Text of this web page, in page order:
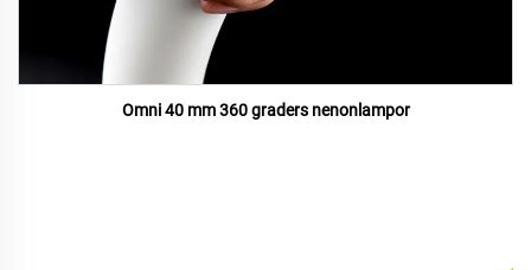
Omni 40 mm 360 graders nenonlampor